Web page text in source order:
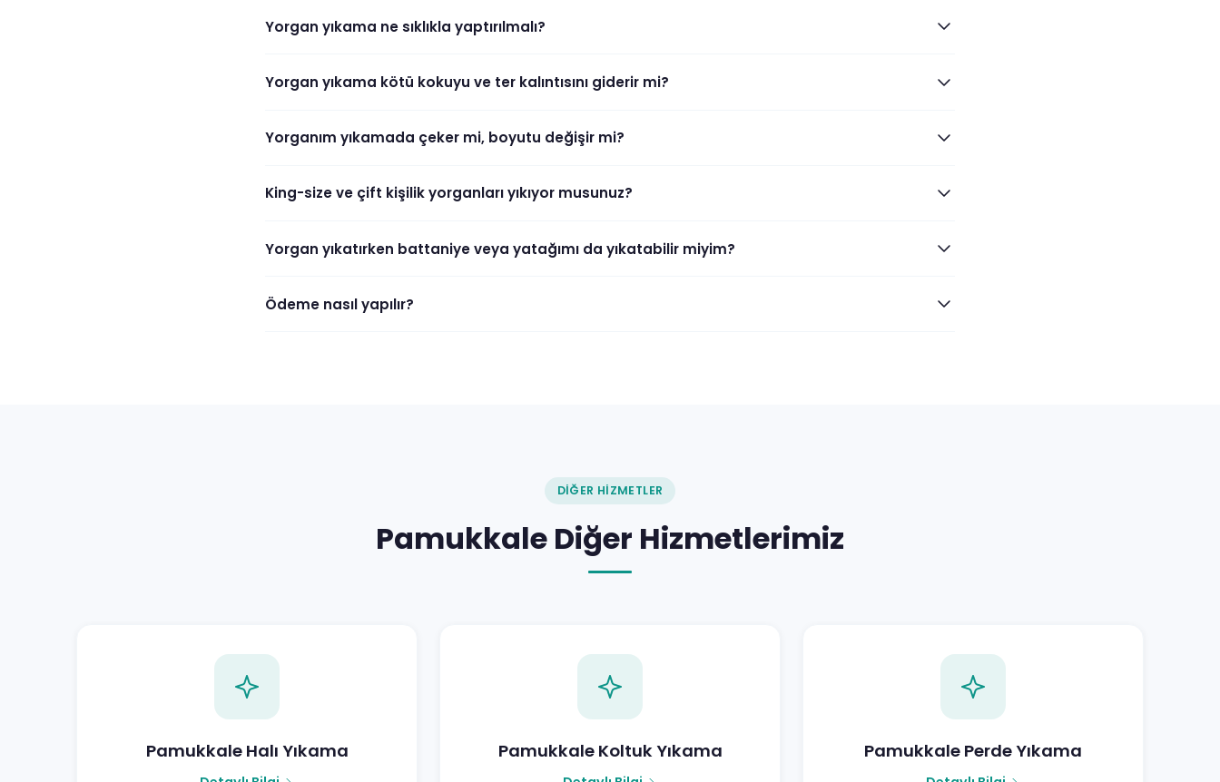
Yorgan yıkama ne sıklıkla yaptırılmalı?
Yorgan yıkama kötü kokuyu ve ter kalıntısını giderir mi?
Yorganım yıkamada çeker mi, boyutu değişir mi?
King-size ve çift kişilik yorganları yıkıyor musunuz?
Yorgan yıkatırken battaniye veya yatağımı da yıkatabilir miyim?
Ödeme nasıl yapılır?
DIĞER HIZMETLER
Pamukkale Diğer Hizmetlerimiz
Pamukkale Halı Yıkama Pamukkale Koltuk Yıkama Pamukkale Perde Yıkama